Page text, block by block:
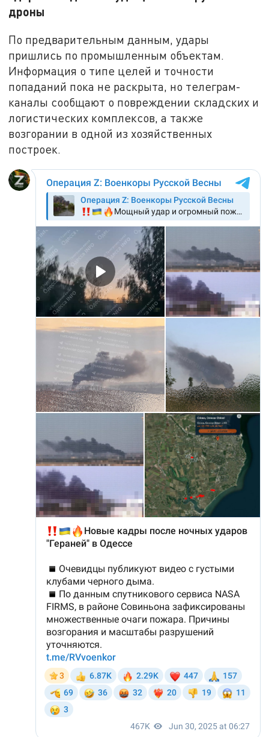
дроны
По предварительным данным, удары
пришлись по промышленным объектам.
Информация о типе целей и точности
попаданий пока не раскрыта, но телеграм-
каналы сообщают о повреждении складских и
логистических комплексов, а также
возгорании в одной из хозяйственных
построек.